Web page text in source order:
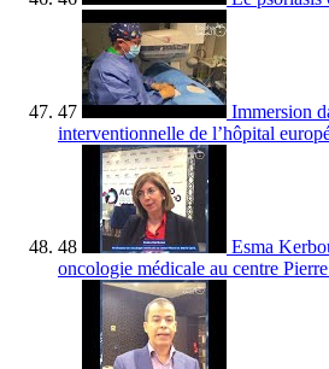
47
Immersion
interventionnelle de l’hôpital
48
Esma
oncologie médicale au centre